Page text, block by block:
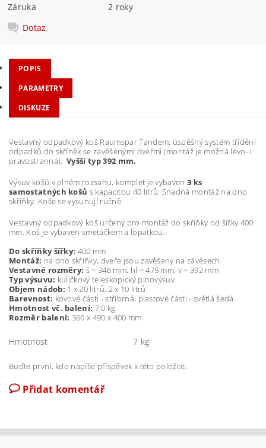
Záruka
2 roky
Dotaz
POPIS
PARAMETRY
DISKUZE
Vestavný odpadkový koš Raumspar Tandem: úspěšný systém třídění
odpadků do skříněk se zavěšenými dveřmi (montáž je možná levo- i
pravostranná).Vyšší typ 392 mm.
Výsuv košů v plném rozsahu, komplet je vybaven3 ks
samostatných košů s kapacitou 40 litrů. Snadná montáž na dno
skříňky. Koše se vysunují ručně.
Vestavný odpadkový koš určený pro montáž do skříňky od šířky 400
mm. Koš je vybaven smetáčkem a lopatkou.
Do skříňky šířky: 400 mm
Montáž: na dno skříňky, dveře jsou zavěšeny na závěsech
Vestavné rozměry: š = 346 mm, hl = 475 mm, v = 392 mm
Typ výsuvu: kuličkový teleskopický plnovýsuv
Objem nádob: 1 x 20 litrů, 2 x 10 litrů
Barevnost: kovové části - stříbrná, plastové části - světlá šedá
Hmotnost vč. balení: 7,0 kg
Rozměr balení: 360 x 490 x 400 mm
Hmotnost 7 kg
Buďte první, kdo napíše příspěvek k této položce.
Přidat komentář